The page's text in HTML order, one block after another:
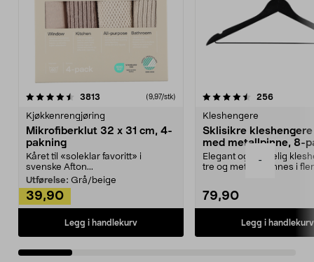
-
3813 anmeldelser(9,97/stk)
Kjøkkenrengjøring
Mikrofiberklut 32 x 31 cm, 4-
pakning
Kåret til «soleklar favoritt» i
svenske Afton...
Utførelse: Grå/beige
39,90
Legg i handlekurv
4.5av 5 stjerner 256
Kleshengere
Sklisikre
med metallpinne, 8-
Elegant og skikkelig
tre og metall – finnes i
79,90
Legg i handlekurv
4.5av 5 stjerner